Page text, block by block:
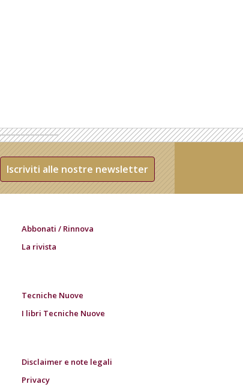
Iscriviti alle nostre newsletter
Abbonati / Rinnova
La rivista
Tecniche Nuove
I libri Tecniche Nuove
Disclaimer e note legali
Privacy